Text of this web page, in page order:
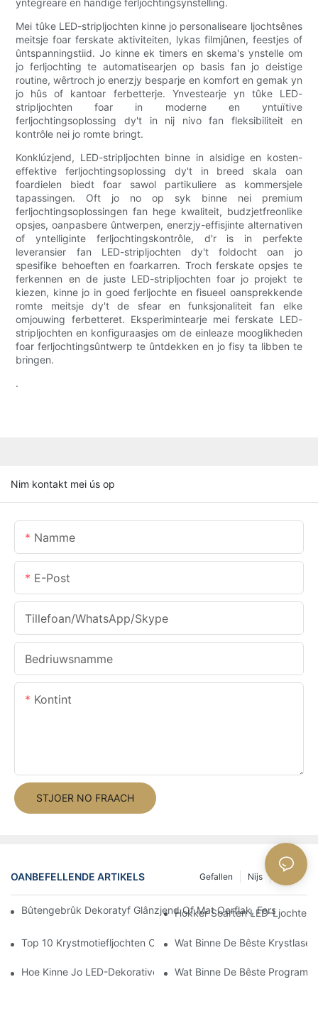
yntegreare en handige ferljochtingsynstelling.
Mei tûke LED-stripljochten kinne jo personaliseare ljochtsênes
meitsje foar ferskate aktiviteiten, lykas filmjûnen, feestjes of
ûntspanningstiid. Jo kinne ek timers en skema's ynstelle om
jo ferljochting te automatisearjen op basis fan jo deistige
routine, wêrtroch jo enerzjy besparje en komfort en gemak yn
jo hûs of kantoar ferbetterje. Ynvestearje yn tûke LED-
stripljochten foar in moderne en yntuïtive
ferljochtingsoplossing dy't in nij nivo fan fleksibiliteit en
kontrôle nei jo romte bringt.
Konklúzjend, LED-stripljochten binne in alsidige en kosten-
effektive ferljochtingsoplossing dy't in breed skala oan
foardielen biedt foar sawol partikuliere as kommersjele
tapassingen. Oft jo no op syk binne nei premium
ferljochtingsoplossingen fan hege kwaliteit, budzjetfreonlike
opsjes, oanpasbere ûntwerpen, enerzjy-effisjinte alternativen
of yntelliginte ferljochtingskontrôle, d'r is in perfekte
leveransier fan LED-stripljochten dy't foldocht oan jo
spesifike behoeften en foarkarren. Troch ferskate opsjes te
ferkennen en de juste LED-stripljochten foar jo projekt te
kiezen, kinne jo in goed ferljochte en fisueel oansprekkende
romte meitsje dy't de sfear en funksjonaliteit fan elke
omjouwing ferbetteret. Eksperimintearje mei ferskate LED-
stripljochten en konfiguraasjes om de einleaze mooglikheden
foar ferljochtingsûntwerp te ûntdekken en jo fisy ta libben te
bringen.
.
Nim kontakt mei ús op
Namme
E-Post
Tillefoan/WhatsApp/Skype
Bedriuwsnamme
Kontint
STJOER NO FRAACH
OANBEFELLENDE ARTIKELS Nijs
Gefallen
Bûtengebrûk Dekoratyf Glânzjend Of Mat Oerflak, Ferskate
Hokker Soarten LED-Ljochten
Top 10 Krystmotiefljochten Om Jo Fakânsjedekor Op Te
Wat Binne De Bêste
Hoe Kinne Jo LED-Dekorative Ferljochting Ynstallearje As In Pro
Wat Binne De Bêste